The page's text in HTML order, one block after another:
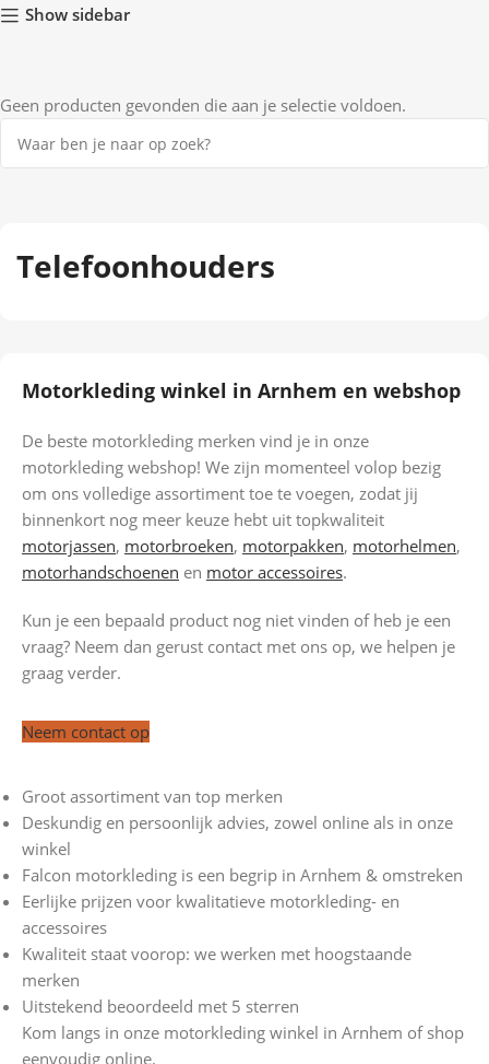
Show sidebar
Geen producten gevonden die aan je selectie voldoen.
Telefoonhouders
Motorkleding winkel in Arnhem en webshop
De beste motorkleding merken vind je in onze
motorkleding webshop! We zijn momenteel volop bezig
om ons volledige assortiment toe te voegen, zodat jij
binnenkort nog meer keuze hebt uit topkwaliteit
motorjassen, motorbroeken, motorpakken, motorhelmen,
motorhandschoenen en motor accessoires.
Kun je een bepaald product nog niet vinden of heb je een
vraag? Neem dan gerust contact met ons op, we helpen je
graag verder.
Neem contact op
Groot assortiment van top merken
Deskundig en persoonlijk advies, zowel online als in onze
winkel
Falcon motorkleding is een begrip in Arnhem & omstreken
Eerlijke prijzen voor kwalitatieve motorkleding- en
accessoires
Kwaliteit staat voorop: we werken met hoogstaande
merken
Uitstekend beoordeeld met 5 sterren
Kom langs in onze motorkleding winkel in Arnhem of shop
eenvoudig online.